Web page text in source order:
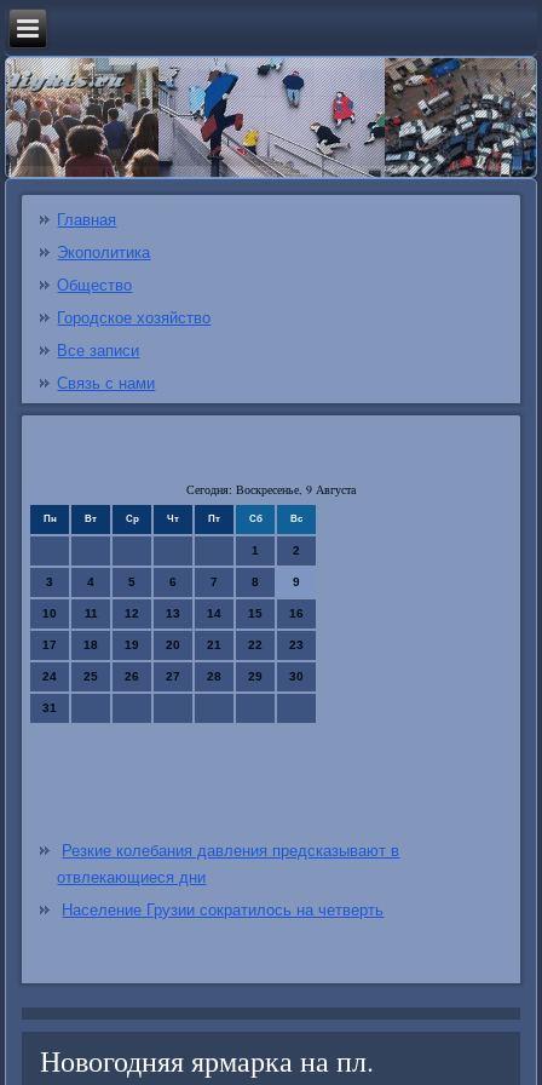
Главная
Экополитика
Общество
Городское хозяйство
Все записи
Связь с нами
Сегодня: Воскресенье, 9 Августа
Пн Вт Ср Чт Пт Сб Вс
1 2
3 4 5 6 7 8 9
10 11 12 13 14 15 16
17 18 19 20 21 22 23
24 25 26 27 28 29 30
31
Резкие колебания давления предсказывают в
отвлекающиеся дни
Население Грузии сократилось на четверть
Новогодняя ярмарка на пл.